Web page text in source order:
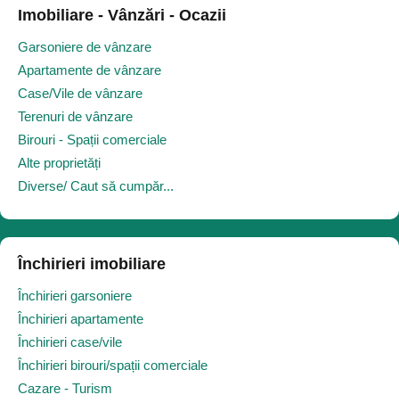
Imobiliare - Vânzări - Ocazii
Garsoniere de vânzare
Apartamente de vânzare
Case/Vile de vânzare
Terenuri de vânzare
Birouri - Spații comerciale
Alte proprietăți
Diverse/ Caut să cumpăr...
Închirieri imobiliare
Închirieri garsoniere
Închirieri apartamente
Închirieri case/vile
Închirieri birouri/spații comerciale
Cazare - Turism